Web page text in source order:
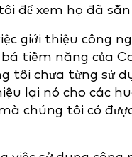
để xem họ đã
giới thiệu công
tiềm năng của
tôi chưa từng sử
lại nó cho các
chúng tôi có